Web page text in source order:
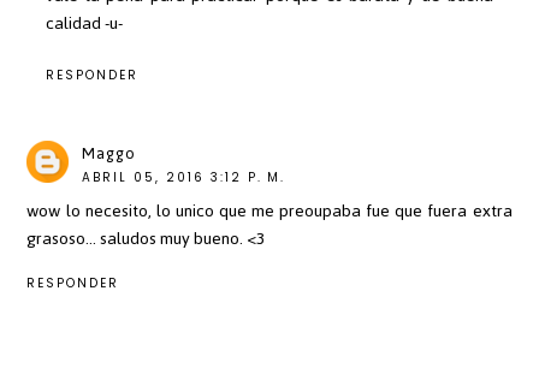
calidad -u-
RESPONDER
Maggo
ABRIL 05, 2016 3:12 P. M.
wow lo necesito, lo unico que me preoupaba fue que fuera extra
grasoso... saludos muy bueno. <3
RESPONDER